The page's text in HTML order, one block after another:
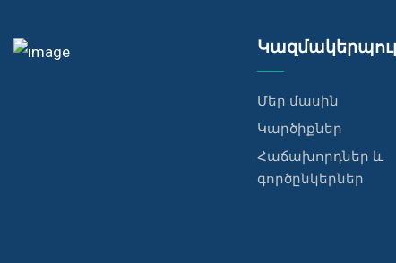
Մեր մասին
Կարծիքներ
Հաճախորդներ և
գործընկերներ